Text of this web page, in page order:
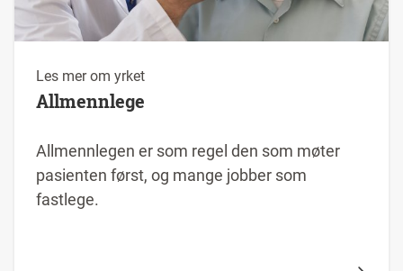
Les mer om yrket
Allmennlege
Allmennlegen er som regel den som møter
pasienten først, og mange jobber som
fastlege.